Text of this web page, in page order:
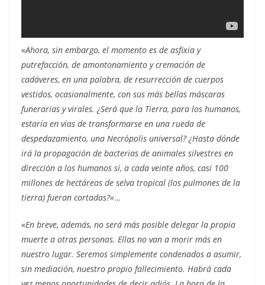
«Ahora, sin embargo, el momento es de asfixia y
putrefacción, de amontonamiento y cremación de
cadáveres, en una palabra, de resurrección de cuerpos
vestidos, ocasionalmente, con sus más bellas máscaras
funerarias y virales. ¿Será que la Tierra, para los humanos,
estaría en vías de transformarse en una rueda de
despedazamiento, una Necrópolis universal? ¿Hasta dónde
irá la propagación de bacterias de animales silvestres en
dirección a los humanos si, a cada veinte años, casi 100
millones de hectáreas de selva tropical (los pulmones de la
tierra) fueran cortadas?»…
«En breve, además, no será más posible delegar la propia
muerte a otras personas. Ellas no van a morir más en
nuestro lugar. Seremos simplemente condenados a asumir,
sin mediación, nuestro propio fallecimiento. Habrá cada